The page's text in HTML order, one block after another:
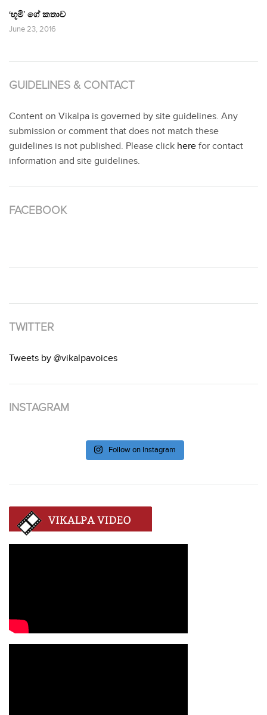
‘භූමි’ ගේ කතාව
June 23, 2016
GUIDELINES & CONTACT
Content on Vikalpa is governed by site guidelines. Any
submission or comment that does not match these
guidelines is not published. Please click here for contact
information and site guidelines.
FACEBOOK
TWITTER
Tweets by @vikalpavoices
INSTAGRAM
Follow on Instagram